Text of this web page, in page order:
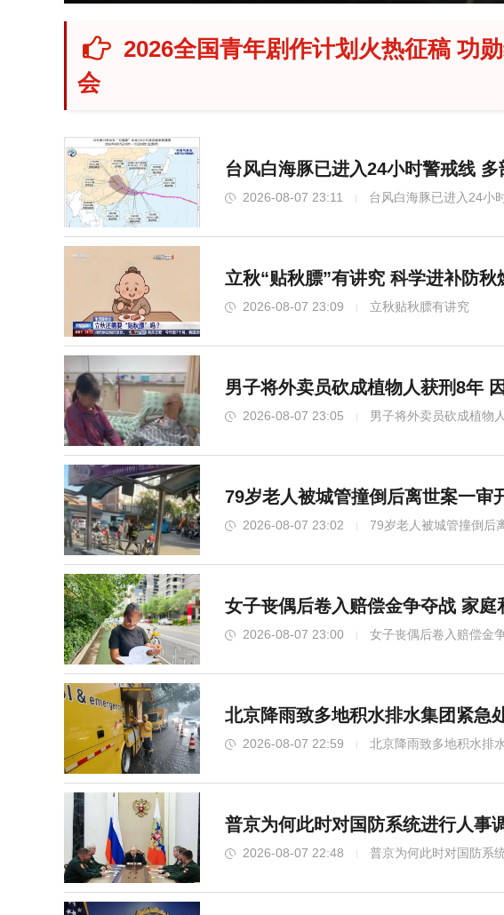
北京多站点小时雨量下到全国第一 暴雨破纪录
男子赴泰国收款失联 警方介入调查 家属跨国营救54天
2026全国青年剧作计划火热征稿 功
会
台风白海豚已进入24小时警戒线
2026-08-07 23:11 台风白海豚已进入24小
立秋“贴秋膘”有讲究 科学进补防秋
2026-08-07 23:09 立秋贴秋膘有讲究
男子将外卖员砍成植物人获刑8年
2026-08-07 23:05 男子将外卖员砍成植物
79岁老人被城管撞倒后离世案一审
2026-08-07 23:02 79岁老人被城管撞倒后
女子丧偶后卷入赔偿金争夺战 家庭
2026-08-07 23:00 女子丧偶后卷入赔偿金
北京降雨致多地积水排水集团紧急
2026-08-07 22:59 北京降雨致多地积水排
普京为何此时对国防系统进行人事
2026-08-07 22:48 普京为何此时对国防系